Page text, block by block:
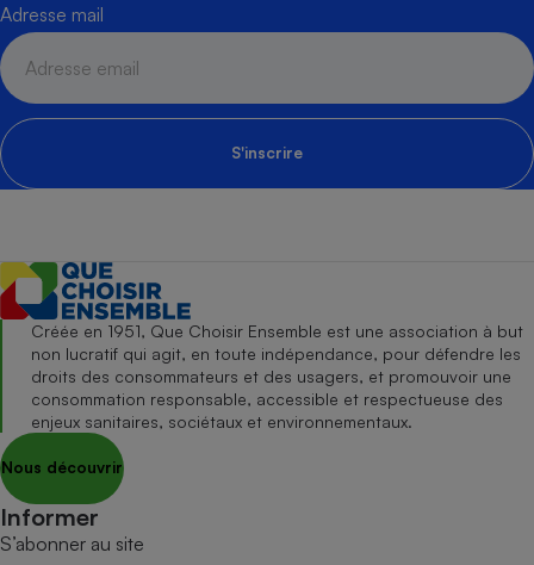
Adresse mail
S'inscrire
Créée en 1951, Que Choisir Ensemble est une association à but
non lucratif qui agit, en toute indépendance, pour défendre les
droits des consommateurs et des usagers, et promouvoir une
consommation responsable, accessible et respectueuse des
enjeux sanitaires, sociétaux et environnementaux.
Nous découvrir
Informer
S’abonner au site